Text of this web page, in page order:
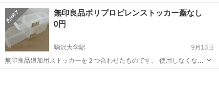
《働く主フさん多数》特養 KS5 *<融通が利くので働きやすい!主婦・
主夫さん多数活躍中>* ・お仕事にブランクのある方も積極採用中 ・平
日のみOK...
東京 駒沢大学駅 介護
無印良品ポリプロピレンストッカー蓋なし
0円
駒沢大学駅
9月13日
無印良品追加用ストッカーを２つ合わせたものです。 使用しなくなっ
たためお譲りします。